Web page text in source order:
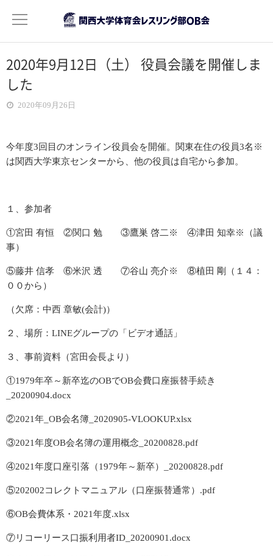
OB会について
ご挨拶
役員紹介
2022年度分
2020年度分
2018年度分
60周年記念誌
50周年記念誌
2020年9月12日（土） 役員会議を開催しま
した
2020年09月26日
今年度3回目のオンライン役員会を開催。関東在住の役員3名※
は関西大学東京センターから、他の役員は自宅から参加。
１、参加者
①宮田 有恒 ②関口 勉 ③鷹巣 啓二※ ④津田 知幸※（議
事）
⑤藤井 信孝 ⑥米沢 透 ⑦谷山 亮介※ ⑧植田 剛（１４：
００から）
（欠席：中西 章敏(会計)）
２、場所：LINEグループの「ビデオ通話」
３、事前資料（宮田会長より）
①1979年卒～新卒迄のOBでOB会費口座振替手続き
_20200904.docx
②2021年_OB会名簿_2020905-VLOOKUP.xlsx
③2021年度OB会名簿の運用概念_20200828.pdf
④2021年度口座引落（1979年～新卒）_20200828.pdf
⑤202002コレクトマニュアル（口座振替通常）.pdf
⑥OB会費体系・2021年度.xlsx
⑦リコーリース口振利用者ID_20200901.docx